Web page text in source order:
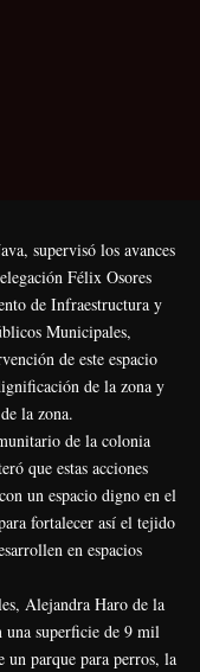
supervisó los avances
Félix Osores
de Infraestructura y
Municipales,
de este espacio
de la zona y
la zona.
de la colonia
que estas acciones
un espacio digno en el
fortalecer así el tejido
en espacios
Alejandra Haro de la
superficie de 9 mil
un parque para perros, la